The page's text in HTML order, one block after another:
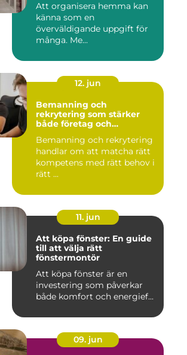
Att organisera hemma kan
känna som en
överväldigande uppgift för
många. Me...
12. jun
Bemanning och
rekrytering som stärker
både företag och
Bemanning och rekrytering
handlar om att matcha rätt
kompetens med rätt behov i
rätt ...
11. jun
Att köpa fönster: En guide
till att välja rätt
fönstermontör
Att köpa fönster är en
investering som påverkar
både komfort och energief...
09. jun